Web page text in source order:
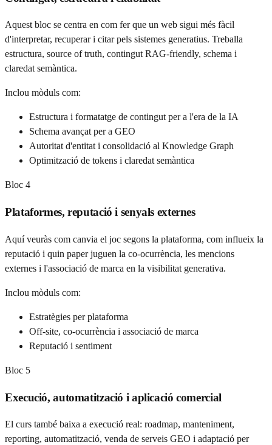
Aquest bloc se centra en com fer que un web sigui més fàcil
d'interpretar, recuperar i citar pels sistemes generatius. Treballa
estructura, source of truth, contingut RAG-friendly, schema i
claredat semàntica.
Inclou mòduls com:
Estructura i formatatge de contingut per a l'era de la IA
Schema avançat per a GEO
Autoritat d'entitat i consolidació al Knowledge Graph
Optimització de tokens i claredat semàntica
Bloc 4
Plataformes, reputació i senyals externes
Aquí veuràs com canvia el joc segons la plataforma, com influeix la
reputació i quin paper juguen la co-ocurrència, les mencions
externes i l'associació de marca en la visibilitat generativa.
Inclou mòduls com:
Estratègies per plataforma
Off-site, co-ocurrència i associació de marca
Reputació i sentiment
Bloc 5
Execució, automatització i aplicació comercial
El curs també baixa a execució real: roadmap, manteniment,
reporting, automatització, venda de serveis GEO i adaptació per